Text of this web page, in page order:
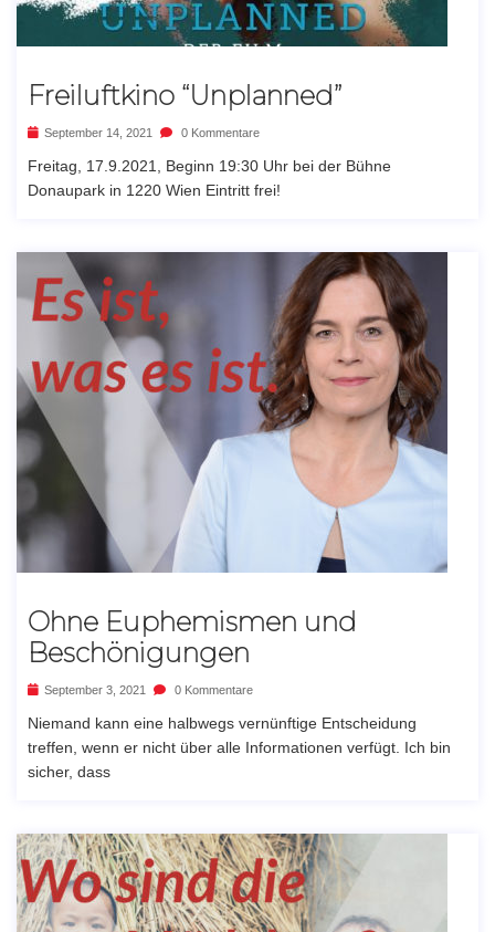
Freiluftkino “Unplanned”
September 14, 2021 0 Kommentare
Freitag, 17.9.2021, Beginn 19:30 Uhr bei der Bühne
Donaupark in 1220 Wien Eintritt frei!
Ohne Euphemismen und
Beschönigungen
September 3, 2021 0 Kommentare
Niemand kann eine halbwegs vernünftige Entscheidung
treffen, wenn er nicht über alle Informationen verfügt. Ich bin
sicher, dass